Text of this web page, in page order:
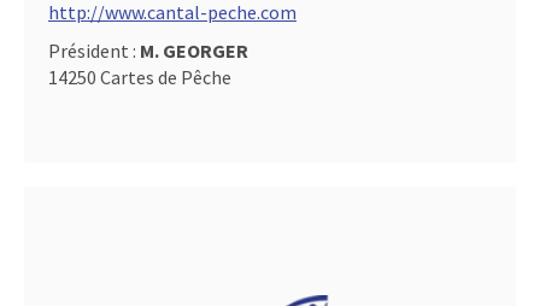
http://www.cantal-peche.com
Président : M. GEORGER
14250 Cartes de Pêche